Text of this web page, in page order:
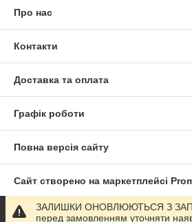
Про нас
Контакти
Доставка та оплата
Графік роботи
Повна версія сайту
Сайт створено на маркетплейсі
Політика конфіденційності
ЗАЛИШКИ ОНОВЛЮЮТЬСЯ З
перед замовленням уточняти